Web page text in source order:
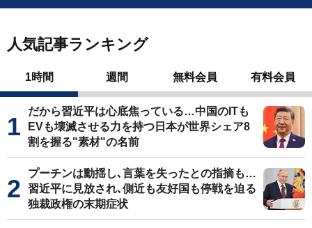
人気記事ランキング
1時間 週間 無料会員 有料会員
だから習近平は心底焦っている…中国のITも
EVも壊滅させる力を持つ日本が世界シェア8
割を握る"素材"の名前
プーチンは動揺し､言葉を失ったとの指摘も…
習近平に見放され､側近も友好国も停戦を迫る
独裁政権の末期症状